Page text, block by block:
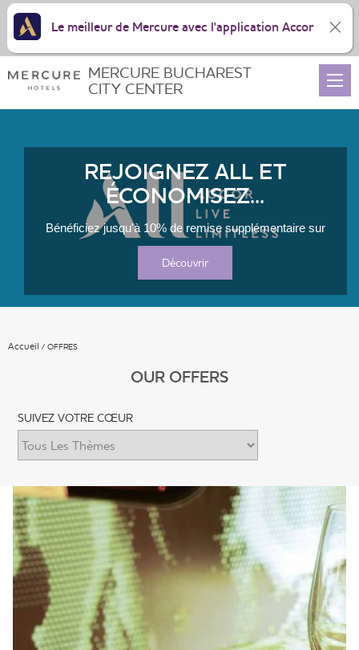
REJOIGNEZ ALL ET
ÉCONOMISEZ...
Bénéficiez jusqu'à 10% de remise supplémentaire sur
Découvrir
Accueil OFFRES
OUR OFFERS
SUIVEZ VOTRE CŒUR
MERCURE BUCHAREST
CITY CENTER
Le meilleur de Mercure avec l'application Accor